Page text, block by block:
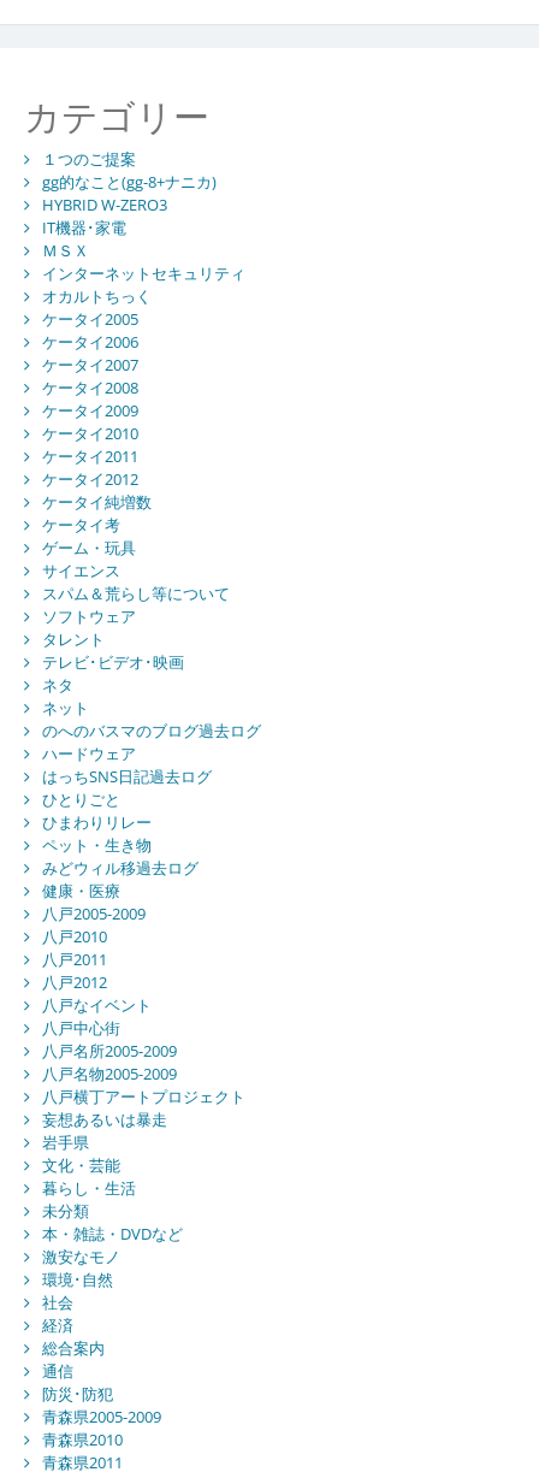
カテゴリー
１つのご提案
gg的なこと(gg-8+ナニカ)
HYBRID W-ZERO3
IT機器･家電
ＭＳＸ
インターネットセキュリティ
オカルトちっく
ケータイ2005
ケータイ2006
ケータイ2007
ケータイ2008
ケータイ2009
ケータイ2010
ケータイ2011
ケータイ2012
ケータイ純増数
ケータイ考
ゲーム・玩具
サイエンス
スパム＆荒らし等について
ソフトウェア
タレント
テレビ･ビデオ･映画
ネタ
ネット
のへのバスマのブログ過去ログ
ハードウェア
はっちSNS日記過去ログ
ひとりごと
ひまわりリレー
ペット・生き物
みどウィル移過去ログ
健康・医療
八戸2005-2009
八戸2010
八戸2011
八戸2012
八戸なイベント
八戸中心街
八戸名所2005-2009
八戸名物2005-2009
八戸横丁アートプロジェクト
妄想あるいは暴走
岩手県
文化・芸能
暮らし・生活
未分類
本・雑誌・DVDなど
激安なモノ
環境･自然
社会
経済
総合案内
通信
防災･防犯
青森県2005-2009
青森県2010
青森県2011